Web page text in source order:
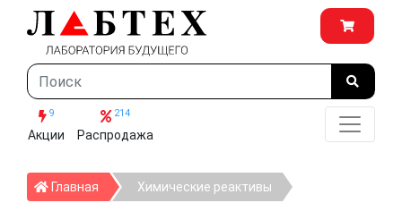
9
Акции
214
Распродажа
Главная ГлавнаяХимические реактивы